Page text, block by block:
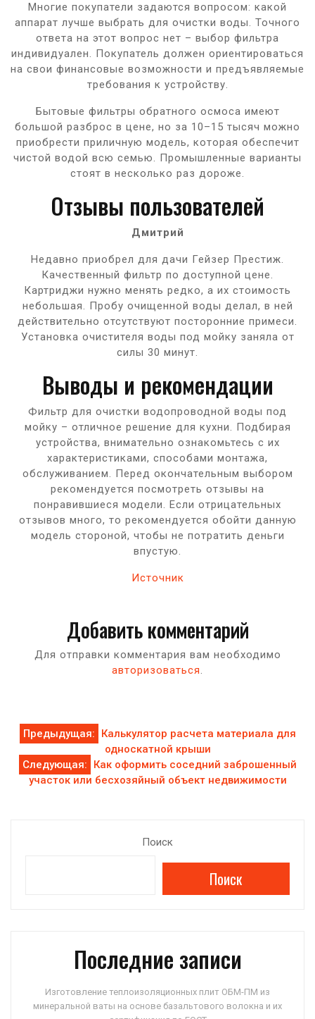
Многие покупатели задаются вопросом: какой
аппарат лучше выбрать для очистки воды. Точного
ответа на этот вопрос нет – выбор фильтра
индивидуален. Покупатель должен ориентироваться
на свои финансовые возможности и предъявляемые
требования к устройству.
Бытовые фильтры обратного осмоса имеют
большой разброс в цене, но за 10–15 тысяч можно
приобрести приличную модель, которая обеспечит
чистой водой всю семью. Промышленные варианты
стоят в несколько раз дороже.
Отзывы пользователей
Дмитрий
Недавно приобрел для дачи Гейзер Престиж.
Качественный фильтр по доступной цене.
Картриджи нужно менять редко, а их стоимость
небольшая. Пробу очищенной воды делал, в ней
действительно отсутствуют посторонние примеси.
Установка очистителя воды под мойку заняла от
силы 30 минут.
Выводы и рекомендации
Фильтр для очистки водопроводной воды под
мойку – отличное решение для кухни. Подбирая
устройства, внимательно ознакомьтесь с их
характеристиками, способами монтажа,
обслуживанием. Перед окончательным выбором
рекомендуется посмотреть отзывы на
понравившиеся модели. Если отрицательных
отзывов много, то рекомендуется обойти данную
модель стороной, чтобы не потратить деньги
впустую.
Источник
Добавить комментарий
Для отправки комментария вам необходимо
авторизоваться
Навигация
по
записям
Предыдущая:
Калькулятор расчета материала для
односкатной крыши
Следующая:
Как оформить соседний заброшенный
участок или бесхозяйный объект недвижимости
Поиск
Поиск
Последние записи
Изготовление теплоизоляционных плит ОБМ-ПМ из
минеральной ваты на основе базальтового волокна и их